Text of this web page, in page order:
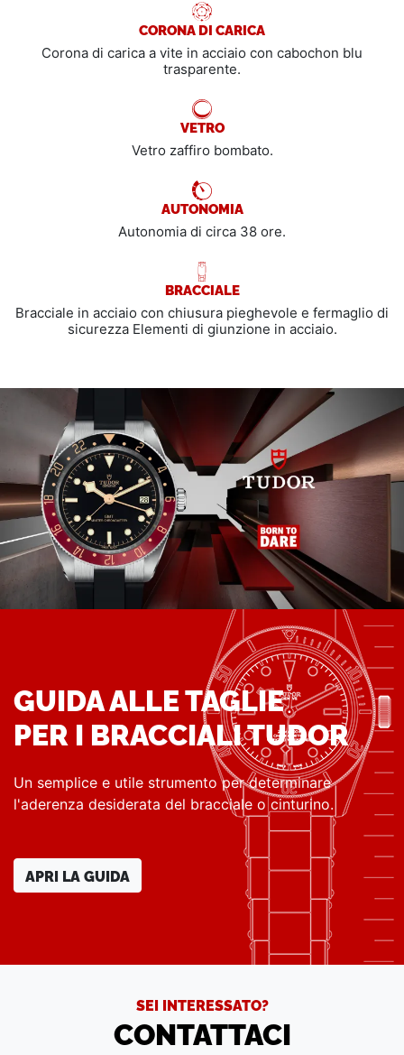
CORONA DI CARICA
Corona di carica a vite in acciaio con cabochon blu
trasparente.
VETRO
Vetro zaffiro bombato.
AUTONOMIA
Autonomia di circa 38 ore.
BRACCIALE
Bracciale in acciaio con chiusura pieghevole e fermaglio di
sicurezza Elementi di giunzione in acciaio.
GUIDA ALLE TAGLIE
PER I BRACCIALI TUDOR
Un semplice e utile strumento per determinare
l'aderenza desiderata del bracciale o cinturino.
APRI LA GUIDA
SEI INTERESSATO?
CONTATTACI